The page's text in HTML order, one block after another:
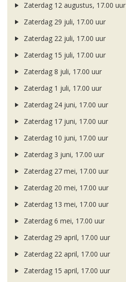
Zaterdag 12 augustus, 17.00 uur
Zaterdag 29 juli, 17.00 uur
Zaterdag 22 juli, 17.00 uur
Zaterdag 15 juli, 17.00 uur
Zaterdag 8 juli, 17.00 uur
Zaterdag 1 juli, 17.00 uur
Zaterdag 24 juni, 17.00 uur
Zaterdag 17 juni, 17.00 uur
Zaterdag 10 juni, 17.00 uur
Zaterdag 3 juni, 17.00 uur
Zaterdag 27 mei, 17.00 uur
Zaterdag 20 mei, 17.00 uur
Zaterdag 13 mei, 17.00 uur
Zaterdag 6 mei, 17.00 uur
Zaterdag 29 april, 17.00 uur
Zaterdag 22 april, 17.00 uur
Zaterdag 15 april, 17.00 uur